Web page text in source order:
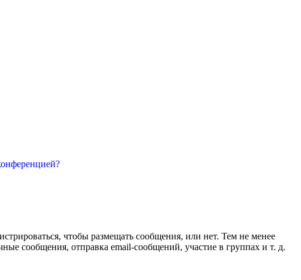
чтобы размещать сообщения, или нет. Тем не менее
сообщения, отправка email-сообщений, участие в группах и т. д.